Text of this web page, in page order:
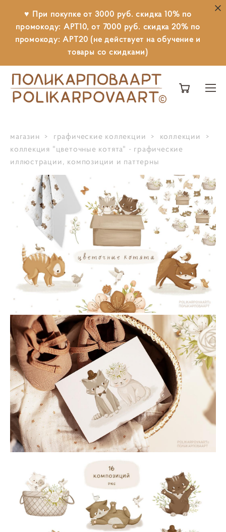
♥ При покупке от 3000 руб. скидка 10% по
промокоду: АРТ10, от 7000 руб. скидка 20% по
промокоду: АРТ20 (не действует на обучение и
товары со скидками)
магазин > графические коллекции > коллекции
>
коллекция "цветочные котята" - графические
иллюстрации, композиции и паттерны